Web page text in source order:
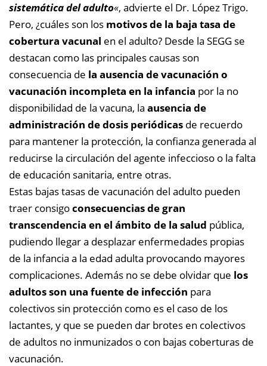
sistemática del adulto«, advierte el Dr. López Trigo.
Pero, ¿cuáles son los motivos de la baja tasa de
cobertura vacunal en el adulto? Desde la SEGG se
destacan como las principales causas son
consecuencia de la ausencia de vacunación o
vacunación incompleta en la infancia por la no
disponibilidad de la vacuna, la ausencia de
administración de dosis periódicas de recuerdo
para mantener la protección, la confianza generada al
reducirse la circulación del agente infeccioso o la falta
de educación sanitaria, entre otras.
Estas bajas tasas de vacunación del adulto pueden
traer consigoconsecuencias de gran
transcendencia en el ámbito de la salud pública,
pudiendo llegar a desplazar enfermedades propias
de la infancia a la edad adulta provocando mayores
complicaciones. Además no se debe olvidar que los
adultos son una fuente de infección para
colectivos sin protección como es el caso de los
lactantes, y que se pueden dar brotes en colectivos
de adultos no inmunizados o con bajas coberturas de
vacunación.